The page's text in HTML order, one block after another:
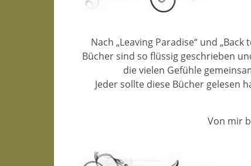
Nach „Leaving Paradise“ und
Bücher sind so flüssig geschrieben
die vielen Gefühle
Jeder sollte diese Bücher gelesen
Von mir